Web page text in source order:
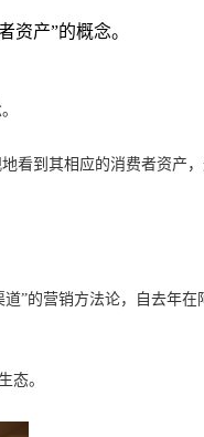
资产”的概念。
看到其相应的消费者资产
”的营销方法论，自去年在
态。